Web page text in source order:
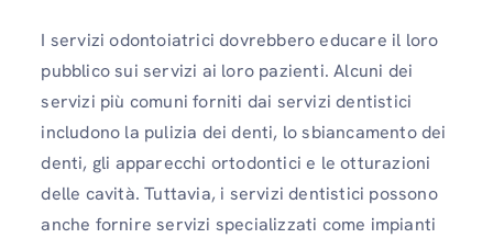
I servizi odontoiatrici dovrebbero educare il loro
pubblico sui servizi ai loro pazienti. Alcuni dei
servizi più comuni forniti dai servizi dentistici
includono la pulizia dei denti, lo sbiancamento dei
denti, gli apparecchi ortodontici e le otturazioni
delle cavità. Tuttavia, i servizi dentistici possono
anche fornire servizi specializzati come impianti